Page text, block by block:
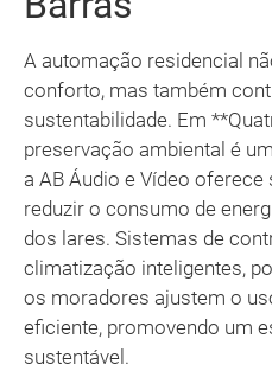
A automação residencial
conforto, mas também
sustentabilidade. Em
preservação ambiental é
a AB Áudio e Vídeo
reduzir o consumo de
dos lares. Sistemas de
climatização inteligentes,
os moradores ajustem o
eficiente, promovendo um
sustentável.